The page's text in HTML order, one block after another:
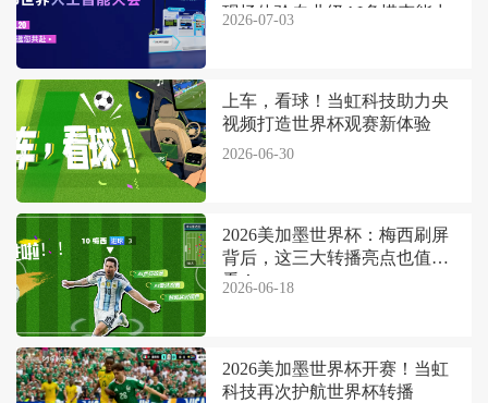
现场体验专业级AI多模态能力
2026-07-03
上车，看球！当虹科技助力央
视频打造世界杯观赛新体验
2026-06-30
2026美加墨世界杯：梅西刷屏
背后，这三大转播亮点也值得
看！
2026-06-18
2026美加墨世界杯开赛！当虹
科技再次护航世界杯转播